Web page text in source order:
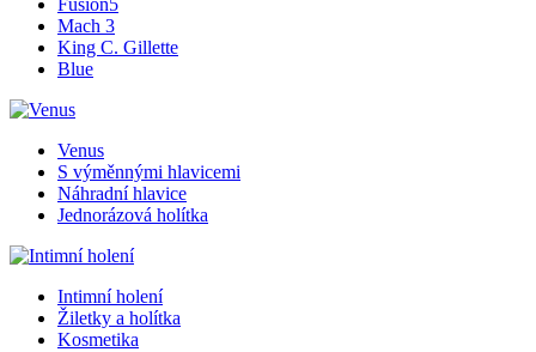
Fusion5
Mach 3
King C. Gillette
Blue
Venus
S výměnnými hlavicemi
Náhradní hlavice
Jednorázová holítka
Intimní holení
Žiletky a holítka
Kosmetika